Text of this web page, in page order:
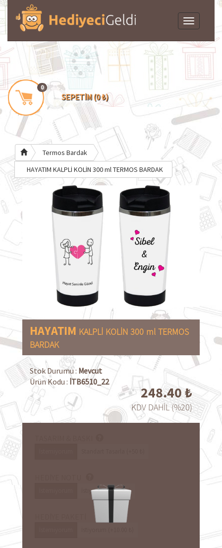
Toggle
navigation
0
SEPETİM (0 ₺)
Termos Bardak
HAYATIM KALPLİ KOLİN 300 ml TERMOS BARDAK
HAYATIM KALPLİ KOLİN 300 ml TERMOS
BARDAK
Stok Durumu : Mevcut
Ürün Kodu : İTB6510_22
248.40₺
KDV DAHİL (%20)
İstiyorum (+8.00 ₺)